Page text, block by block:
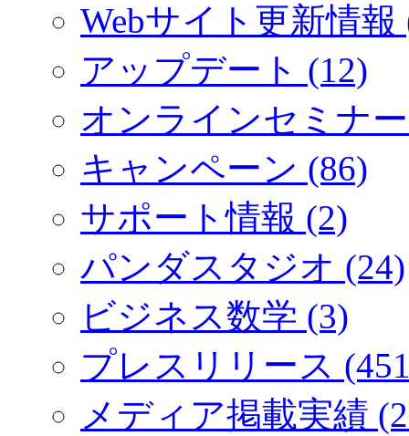
Webサイト更新情報
アップデート (12)
オンラインセミナ
キャンペーン (86)
サポート情報 (2)
パンダスタジオ (24)
ビジネス数学 (3)
プレスリリース
メディア掲載実績